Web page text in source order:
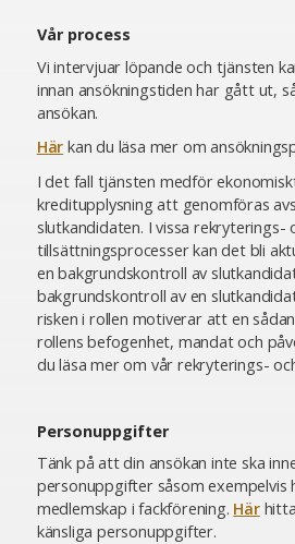
Vår process
Vi intervjuar löpande och tjänsten
innan ansökningstiden har gått ut,
ansökan.
Här kan du läsa mer om
I det fall tjänsten medför
kreditupplysning att genomföras
slutkandidaten. I vissa rekryterings-
tillsättningsprocesser kan det bli
en bakgrundskontroll av
bakgrundskontroll av en
risken i rollen motiverar att en
rollens befogenhet, mandat och
du läsa mer om vår rekryterings-
Personuppgifter
Tänk på att din ansökan inte ska
personuppgifter såsom exempelvis
medlemskap i fackförening. Här
känsliga personuppgifter.